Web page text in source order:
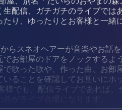
配信、ガチガチのライブでは
り、ゆったりとお客様と一緒
らスネオヘアーが音楽やお話
お部屋のドアをノックするよ
歌った歌や、作った曲、お部
ることを確認してお互いにホッ
様でも、配信ライブであれば、
がライブ会場になります。